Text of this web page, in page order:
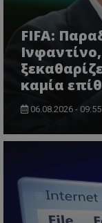
FIFA:
καμία
06.08.2026 - 09:55